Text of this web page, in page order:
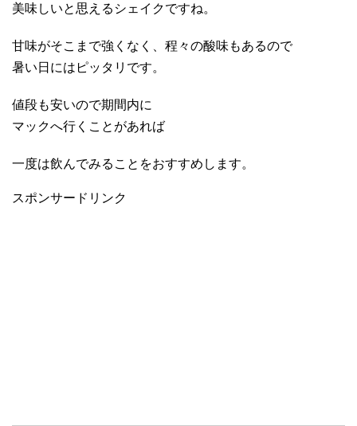
美味しいと思えるシェイクですね。
甘味がそこまで強くなく、程々の酸味もあるので
暑い日にはピッタリです。
値段も安いので期間内に
マックへ行くことがあれば
一度は飲んでみることをおすすめします。
スポンサードリンク